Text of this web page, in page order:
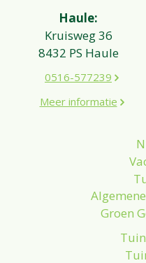
Haule:
Kruisweg 36
8432 PS Haule
0516-577239
Meer informatie
Groen